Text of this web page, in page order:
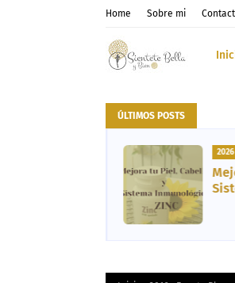
Home Sobre mi
ÚLTIMOS POSTS
2026